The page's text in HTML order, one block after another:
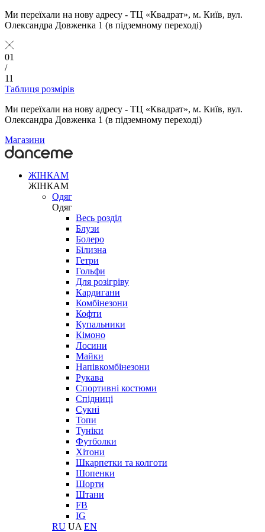
Ми переїхали на нову адресу - ТЦ «Квадрат», м. Київ, вул.
Олександра Довженка 1 (в підземному переході)
01
/
11
Таблиця розмірів
Ми переїхали на нову адресу - ТЦ «Квадрат», м. Київ, вул.
Олександра Довженка 1 (в підземному переході)
Магазини
ЖІНКАМ
ЖІНКАМ
Одяг
Одяг
Весь розділ
Блузи
Болеро
Білизна
Гетри
Гольфи
Для розігріву
Кардигани
Комбінезони
Кофти
Купальники
Кімоно
Лосини
Майки
Напівкомбінезони
Рукава
Спортивні костюми
Спідниці
Сукні
Топи
Туніки
Футболки
Хітони
Шкарпетки та колготи
Шопенки
Шорти
Штани
FB
IG
RU UA EN